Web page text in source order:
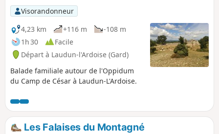
Visorandonneur
4,23 km
+116 m
-108 m
1h 30
Facile
Départ à Laudun-l'Ardoise (Gard)
Balade familiale autour de l'Oppidum
du Camp de César à Laudun-L'Ardoise.
Les Falaises du Montagné